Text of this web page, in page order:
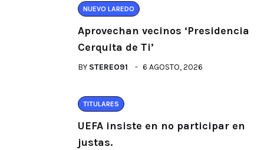
NUEVO LAREDO
Aprovechan vecinos ‘Presidencia
Cerquita de Ti’
BY STEREO91 6 AGOSTO, 2026
TITULARES
UEFA insiste en no participar en
justas.